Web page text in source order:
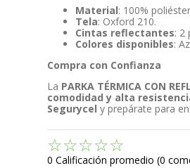
Material: 100%
Tela: Oxford 210.
Cintas reflectantes: 2
Colores disponibles:
Compra con Confianza
La PARKA TÉRMICA CON
comodidad y alta
Segurycel y prepárate para
☆☆☆☆☆
0 Calificación promedio (0